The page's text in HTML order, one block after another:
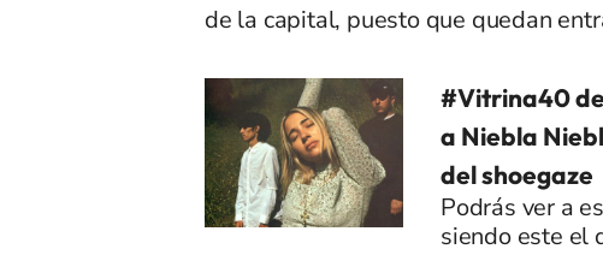
de la capital, puesto que quedan
#Vitrina40
a Niebla
del shoegaze
Podrás ver a
siendo este el